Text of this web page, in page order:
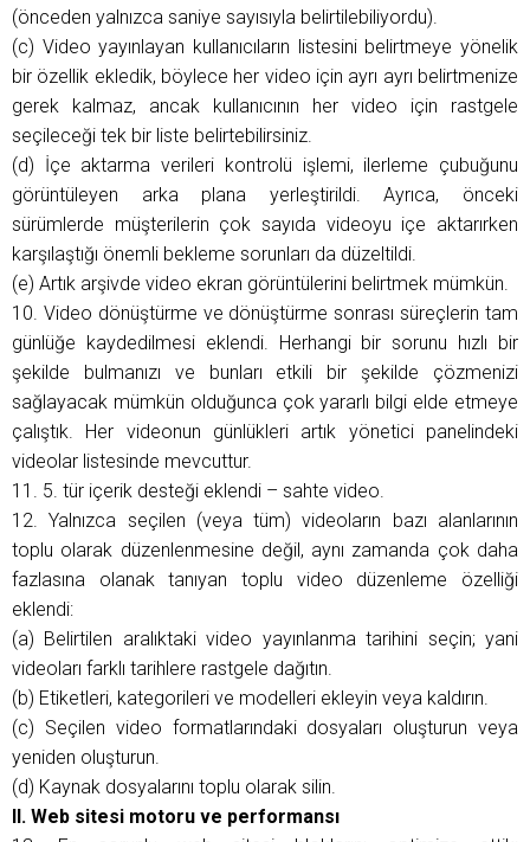
(önceden yalnızca saniye sayısıyla belirtilebiliyordu).
(c) Video yayınlayan kullanıcıların listesini belirtmeye yönelik
bir özellik ekledik, böylece her video için ayrı ayrı belirtmenize
gerek kalmaz, ancak kullanıcının her video için rastgele
seçileceği tek bir liste belirtebilirsiniz.
(d) İçe aktarma verileri kontrolü işlemi, ilerleme çubuğunu
görüntüleyen arka plana yerleştirildi. Ayrıca, önceki
sürümlerde müşterilerin çok sayıda videoyu içe aktarırken
karşılaştığı önemli bekleme sorunları da düzeltildi.
(e) Artık arşivde video ekran görüntülerini belirtmek mümkün.
10. Video dönüştürme ve dönüştürme sonrası süreçlerin tam
günlüğe kaydedilmesi eklendi. Herhangi bir sorunu hızlı bir
şekilde bulmanızı ve bunları etkili bir şekilde çözmenizi
sağlayacak mümkün olduğunca çok yararlı bilgi elde etmeye
çalıştık. Her videonun günlükleri artık yönetici panelindeki
videolar listesinde mevcuttur.
11. 5. tür içerik desteği eklendi – sahte video.
12. Yalnızca seçilen (veya tüm) videoların bazı alanlarının
toplu olarak düzenlenmesine değil, aynı zamanda çok daha
fazlasına olanak tanıyan toplu video düzenleme özelliği
eklendi:
(a) Belirtilen aralıktaki video yayınlanma tarihini seçin; yani
videoları farklı tarihlere rastgele dağıtın.
(b) Etiketleri, kategorileri ve modelleri ekleyin veya kaldırın.
(c) Seçilen video formatlarındaki dosyaları oluşturun veya
yeniden oluşturun.
(d) Kaynak dosyalarını toplu olarak silin.
II. Web sitesi motoru ve performansı